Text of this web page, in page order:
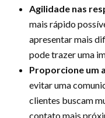
Agilidade nas
mais rápido
apresentar mais
pode trazer uma
Proporcione um
evitar uma
clientes buscam
contato mais